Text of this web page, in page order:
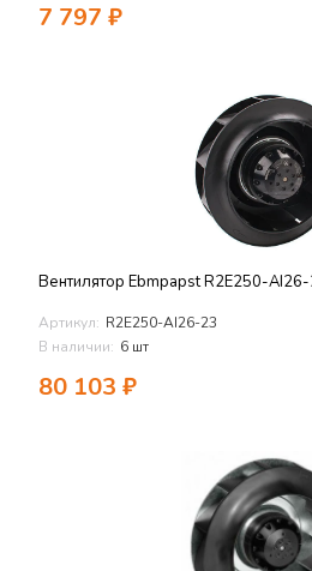
7 797 ₽
Вентилятор Ebmpapst R2E250-
Артикул: R2E250-AI26-23
В наличии: 6 шт
80 103 ₽